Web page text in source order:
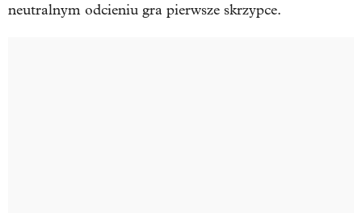
neutralnym odcieniu gra pierwsze skrzypce.